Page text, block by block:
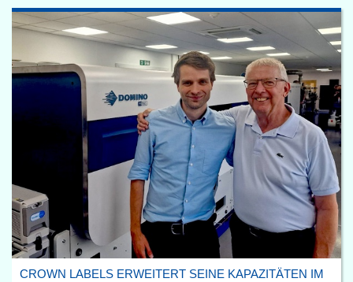
CROWN LABELS ERWEITERT SEINE KAPAZITÄTEN IM